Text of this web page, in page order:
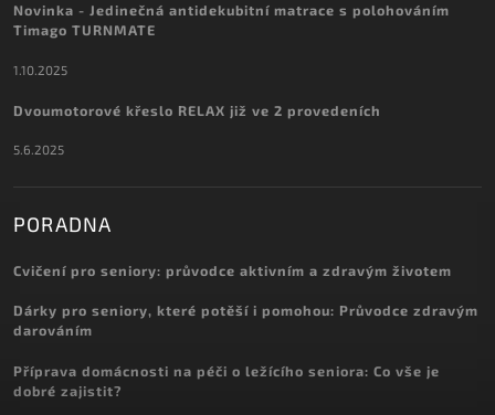
Novinka - Jedinečná antidekubitní matrace s polohováním
Timago TURNMATE
1.10.2025
Dvoumotorové křeslo RELAX již ve 2 provedeních
5.6.2025
PORADNA
Cvičení pro seniory: průvodce aktivním a zdravým životem
Dárky pro seniory, které potěší i pomohou: Průvodce zdravým
darováním
Příprava domácnosti na péči o ležícího seniora: Co vše je
dobré zajistit?